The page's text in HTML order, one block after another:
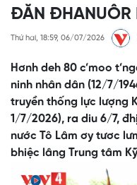
ĐĂN ĐHANUÔR
Thứ hai, 18:59, 06/07/2026
Hơnh deh 80 c’moo
ninh nhân dân (12/7/
truyền thống lực lượng
1/7/2026), ra diu 6/7,
nước Tô Lâm ơy tươc
bhiệc lâng Trung tâm